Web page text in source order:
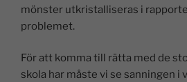
mönster utkristalliseras i
problemet.
För att komma till rätta med de
skola har måste vi se sanningen i